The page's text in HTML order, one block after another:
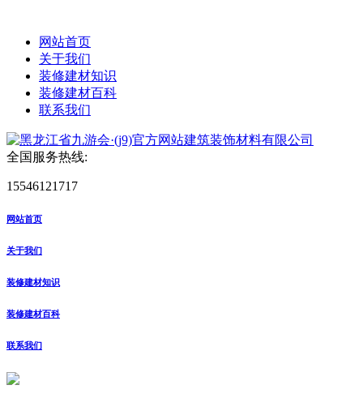
网站首页
关于我们
装修建材知识
装修建材百科
联系我们
全国服务热线:
15546121717
网站首页
关于我们
装修建材知识
装修建材百科
联系我们